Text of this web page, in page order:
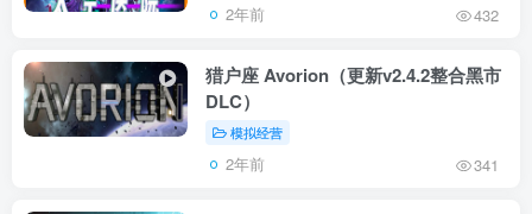
2年前 432
猎户座 Avorion（更新v2.4.2整合黑市
DLC）
模拟经营
2年前 341